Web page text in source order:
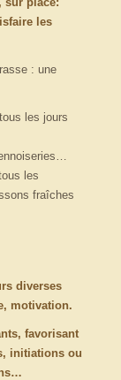
les
: une
les jours
les
fraîches
diverses
motivation.
favorisant
initiations ou